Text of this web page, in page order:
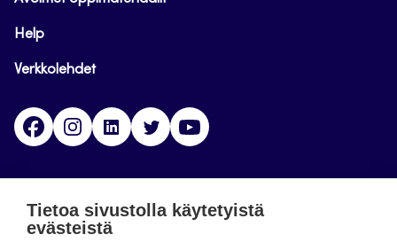
Help
Verkkolehdet
FacebookInstagramLinkedinTwitter
Tietoa sivustolla käytetyistä
evästeistä